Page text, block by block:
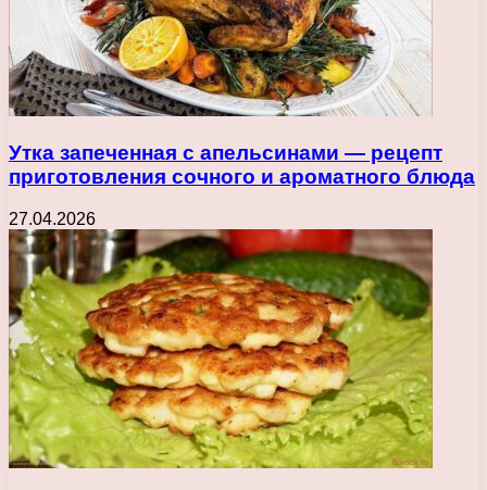
Утка запеченная с апельсинами — рецепт
приготовления сочного и ароматного блюда
27.04.2026